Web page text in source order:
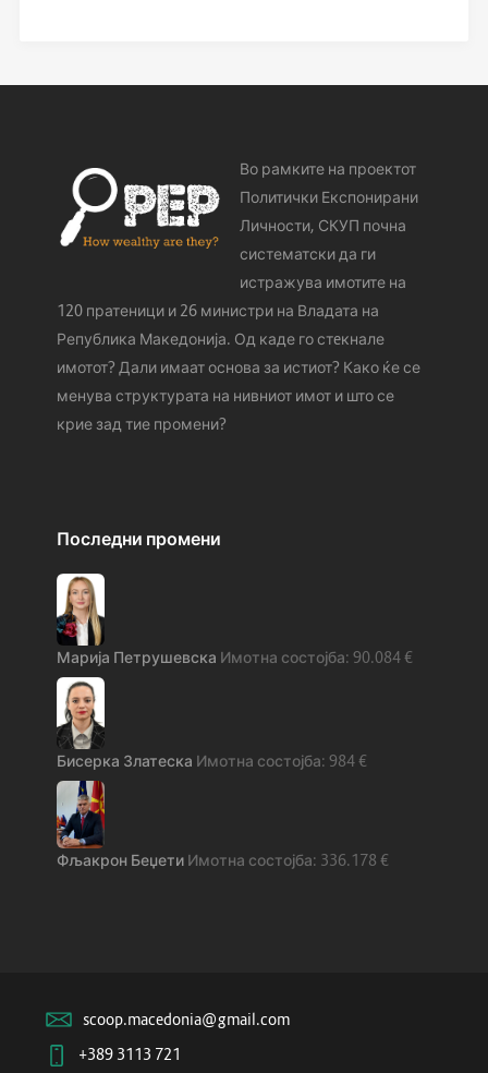
Во рамките на проектот
Политички Експонирани
Личности, СКУП почна
систематски да ги
истражува имотите на
120 пратеници и 26 министри на Владата на
Република Македонија. Од каде го стeкнале
имотот? Дали имаат основа за истиот? Како ќе се
менува структурата на нивниот имот и што се
крие зад тие промени?
Последни промени
Марија Петрушевска 90.084€
Бисерка Златеска 984€
Фљакрон Беџети 336.178 €
scoop.macedonia@gmail.com
+389 3113 721